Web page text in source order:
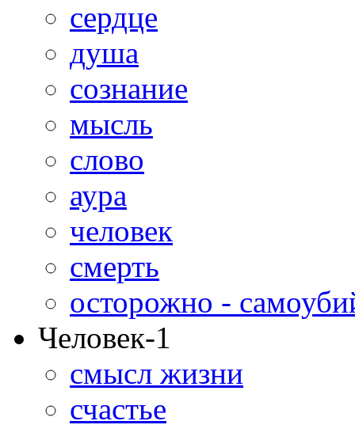
сердце
душа
сознание
мысль
слово
аура
человек
смерть
осторожно -
Человек-1
смысл жизни
счастье